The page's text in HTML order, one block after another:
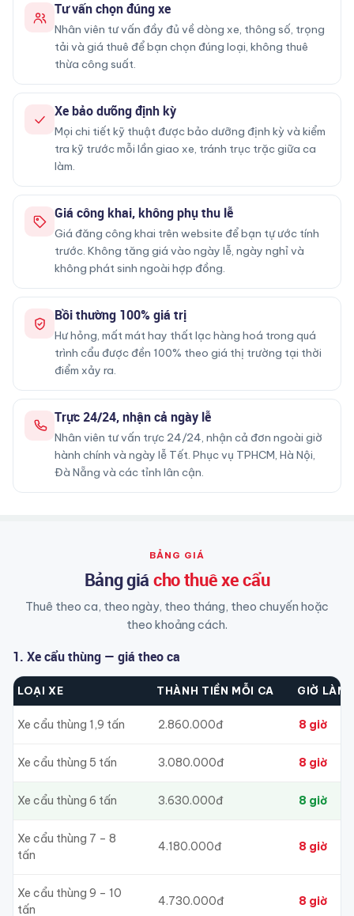
Tư vấn chọn đúng xe
Nhân viên tư vấn đầy đủ về dòng xe, thông số, trọng
tải và giá thuê để bạn chọn đúng loại, không thuê
thừa công suất.
Xe bảo dưỡng định kỳ
Mọi chi tiết kỹ thuật được bảo dưỡng định kỳ và kiểm
tra kỹ trước mỗi lần giao xe, tránh trục trặc giữa ca
làm.
Giá công khai, không phụ thu lễ
Giá đăng công khai trên website để bạn tự ước tính
trước. Không tăng giá vào ngày lễ, ngày nghỉ và
không phát sinh ngoài hợp đồng.
Bồi thường 100% giá trị
Hư hỏng, mất mát hay thất lạc hàng hoá trong quá
trình cẩu được đền 100% theo giá thị trường tại thời
điểm xảy ra.
Trực 24/24, nhận cả ngày lễ
Nhân viên tư vấn trực 24/24, nhận cả đơn ngoài giờ
hành chính và ngày lễ Tết. Phục vụ TPHCM, Hà Nội,
Đà Nẵng và các tỉnh lân cận.
BẢNG GIÁ
Bảng giá cho thuê xe cẩu
Thuê theo ca, theo ngày, theo tháng, theo chuyến hoặc
theo khoảng cách.
1. Xe cẩu thùng — giá theo ca
LOẠI XE THÀNH TIỀN MỖI CA GIỜ LÀM
Xe cẩu thùng 1,9 tấn 2.860.000đ 8 giờ
Xe cẩu thùng 5 tấn 3.080.000đ 8 giờ
Xe cẩu thùng 6 tấn 3.630.000đ 8 giờ
Xe cẩu thùng 7 – 8
tấn
4.180.000đ 8 giờ
Xe cẩu thùng 9 – 10
tấn
4.730.000đ 8 giờ